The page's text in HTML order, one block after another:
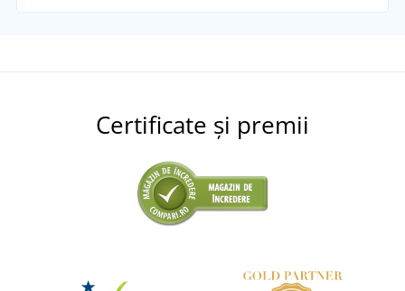
Certificate și premii